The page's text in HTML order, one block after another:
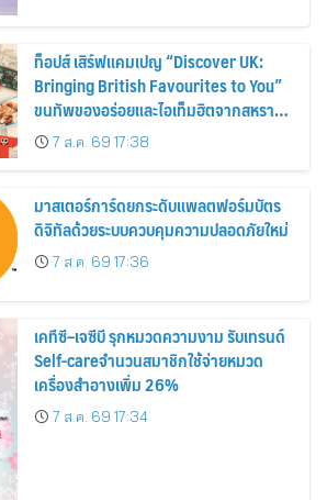
ท็อปส์ เสิร์ฟแคมเปญ “Discover UK:
Bringing British Favourites to You”
ขนทัพของอร่อยและไอเท็มฮิตจากสหราช
อาณาจักร ส่งตรงถึงมือตั้งแต่วันนี้ – 18
สิงหาคมนี้
7 ส.ค. 69 17:38
มาสเตอร์การ์ดยกระดับแพลตฟอร์มบัตร
ดิจิทัลด้วยระบบควบคุมความปลอดภัยใหม่
7 ส.ค. 69 17:36
เคทีซี–เจซีบี รุกหมวดความงาม รับเทรนด์
Self-careจำนวนสมาชิกใช้จ่ายหมวด
เครื่องสำอางเพิ่ม 26%
7 ส.ค. 69 17:34